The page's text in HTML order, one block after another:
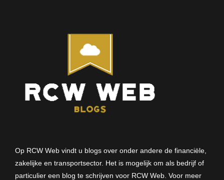
Op RCW Web vindt u blogs over onder andere de financiële,
zakelijke en transportsector. Het is mogelijk om als bedrijf of
particulier een blog te schrijven voor RCW Web. Voor meer